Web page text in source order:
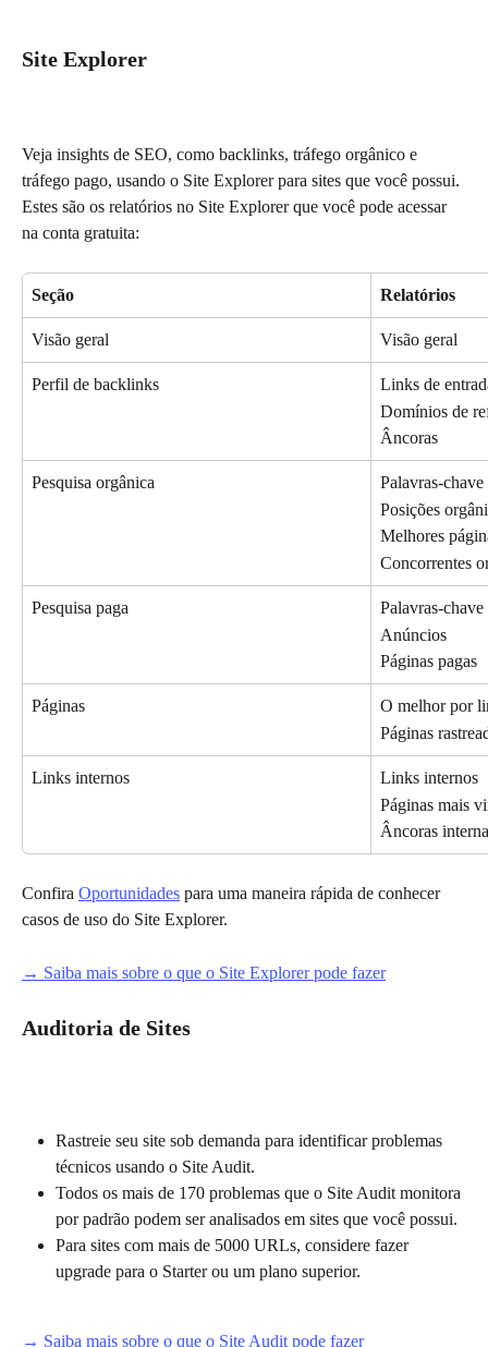
Site Explorer
Veja insights de SEO, como backlinks, tráfego orgânico e
tráfego pago, usando o Site Explorer para sites que você possui.
Estes são os relatórios no Site Explorer que você pode acessar
na conta gratuita:
Seção Relatórios
Visão geral Visão geral
Perfil de backlinks
Links de
Domínios de
Âncoras
Pesquisa orgânica
Palavras-
Posições
Melhores
Concorrentes
Pesquisa paga
Palavras-chave
Anúncios
Páginas pagas
Páginas
O melhor por
Páginas
Links internos
Links internos
Páginas mais
Âncoras
Confira Oportunidades para uma maneira rápida de conhecer
casos de uso do Site Explorer.
→ Saiba mais sobre o que o Site Explorer pode fazer
Auditoria de Sites
Rastreie seu site sob demanda para identificar problemas
técnicos usando o Site Audit.
Todos os mais de 170 problemas que o Site Audit monitora
por padrão podem ser analisados em sites que você possui.
Para sites com mais de 5000 URLs, considere fazer
upgrade para o Starter ou um plano superior.
→ Saiba mais sobre o que o Site Audit pode fazer